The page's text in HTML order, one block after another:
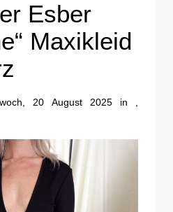
Esber
Maxikleid
20 August 2025 in ,